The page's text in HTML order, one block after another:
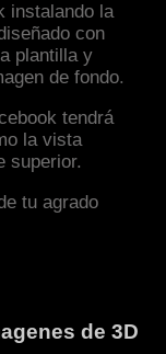
instalando la
con
plantilla y
de fondo.
tendrá
la vista
superior.
tu agrado
de 3D